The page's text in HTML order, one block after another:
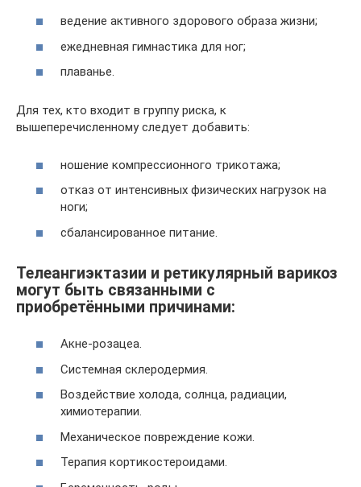
ведение активного здорового образа жизни;
ежедневная гимнастика для ног;
плаванье.
Для тех, кто входит в группу риска, к
вышеперечисленному следует добавить:
ношение компрессионного трикотажа;
отказ от интенсивных физических нагрузок на
ноги;
сбалансированное питание.
Телеангиэктазии и ретикулярный варикоз
могут быть связанными с
приобретёнными причинами:
Акне-розацеа.
Системная склеродермия.
Воздействие холода, солнца, радиации,
химиотерапии.
Механическое повреждение кожи.
Терапия кортикостероидами.